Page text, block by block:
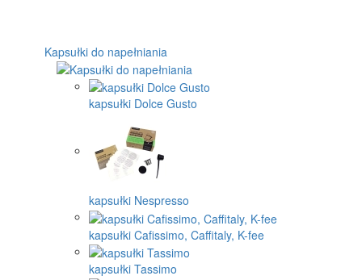
Kapsułki do napełniania
kapsułki Dolce Gusto
kapsułki Nespresso
kapsułki Cafissimo, Caffitaly, K-fee
kapsułki Tassimo